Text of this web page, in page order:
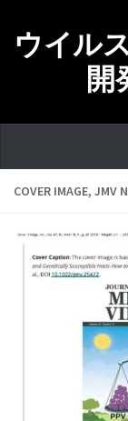
ウイル
開
ホーム
研究チーム紹介
主な研究発表に
SEIHO
お問い合わせ
COVER IMAGE, JMV